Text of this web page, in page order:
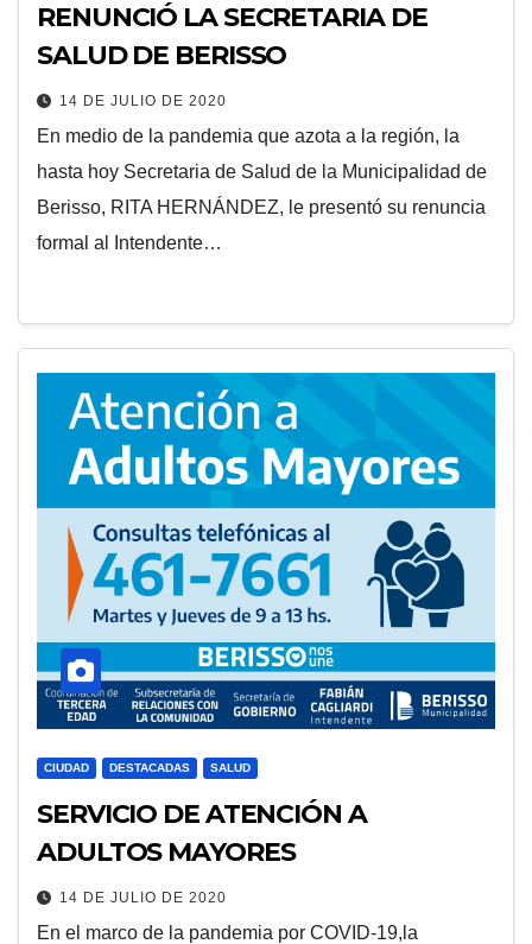
RENUNCIÓ LA SECRETARIA DE
SALUD DE BERISSO
14 DE JULIO DE 2020
En medio de la pandemia que azota a la región, la
hasta hoy Secretaria de Salud de la Municipalidad de
Berisso, RITA HERNÁNDEZ, le presentó su renuncia
formal al Intendente…
CIUDAD DESTACADAS SALUD
SERVICIO DE ATENCIÓN A
ADULTOS MAYORES
14 DE JULIO DE 2020
En el marco de la pandemia por COVID-19,la